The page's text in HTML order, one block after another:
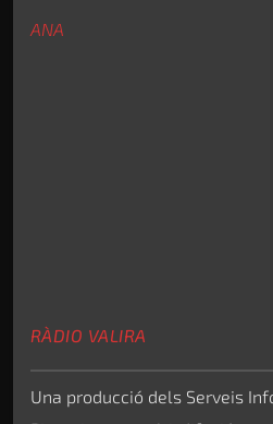
ANA
RÀDIO VALIRA
Una producció dels Serveis